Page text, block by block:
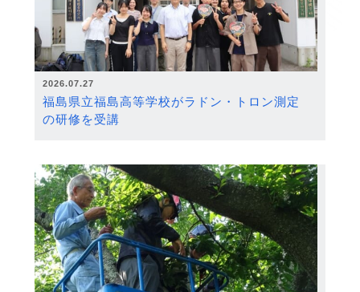
2026.07.27
福島県立福島高等学校がラドン・トロン測定
の研修を受講